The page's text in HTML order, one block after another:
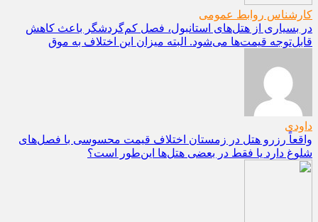
کارشناس روابط عمومی
در بسیاری از هتل‌های استانبول، فصل کم‌گردشگر باعث کاهش
قابل‌توجه قیمت‌ها می‌شود. البته میزان این اختلاف به موق
داودی
واقعاً رزرو هتل در زمستان اختلاف قیمت محسوسی با فصل‌های
شلوغ دارد یا فقط در بعضی هتل‌ها این‌طور است؟